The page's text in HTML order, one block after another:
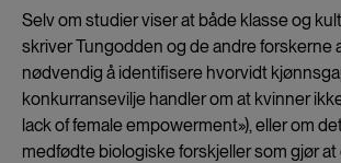
Selv om studier viser at både klasse og
skriver Tungodden og de andre forskerne
nødvendig å identifisere hvorvidt
konkurransevilje handler om at kvinner
lack of female empowerment»), eller om
medfødte biologiske forskjeller som gjør at